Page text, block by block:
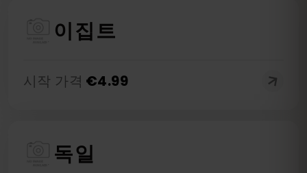
이집트
시작 가격 €4.99
독일